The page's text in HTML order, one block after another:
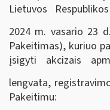
Lietuvos
2024 m. vasario 23
Pakeitimas), kuriuo
įsigyti akcizais
lengvata,
Pakeitimu: